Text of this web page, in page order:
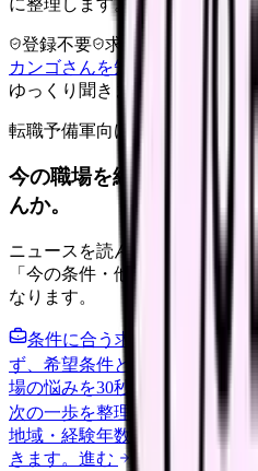
登録不要 求人押し売りなし
カンゴさんを知ってから相談す
ゆっくり聞きます
転職予備軍向け
今の職場を続けるか、条
んか。
ニュースを読んで不安が強く
「今の条件・他の選択肢・相
なります。
条件に合う求人通知を受け取
ず、希望条件と転職時期を自社
場の悩みを30秒で診断
辞める
次の一歩を整理します。
進む
地域・経験年数・施設形態か
きます。 進む